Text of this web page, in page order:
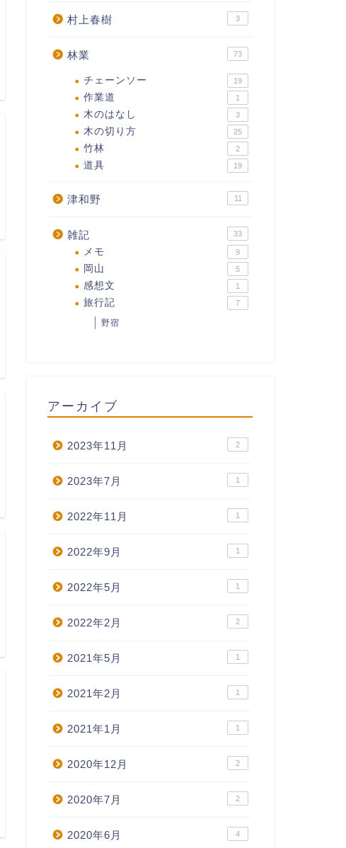
村上春樹 3
林業 73
チェーンソー 19
作業道 1
木のはなし 3
木の切り方 25
竹林 2
道具 19
津和野 11
雑記 33
メモ 9
岡山 5
感想文 1
旅行記 7
野宿
アーカイブ
2023年11月 2
2023年7月 1
2022年11月 1
2022年9月 1
2022年5月 1
2022年2月 2
2021年5月 1
2021年2月 1
2021年1月 1
2020年12月 2
2020年7月 2
2020年6月 4